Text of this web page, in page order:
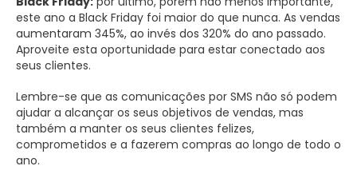
este ano a Black Friday foi maior do que nunca. As vendas
aumentaram 345%, ao invés dos 320% do ano passado.
Aproveite esta oportunidade para estar conectado aos
seus clientes.
Lembre-se que as comunicações por SMS não só podem
ajudar a alcançar os seus objetivos de vendas, mas
também a manter os seus clientes felizes,
comprometidos e a fazerem compras ao longo de todo o
ano.